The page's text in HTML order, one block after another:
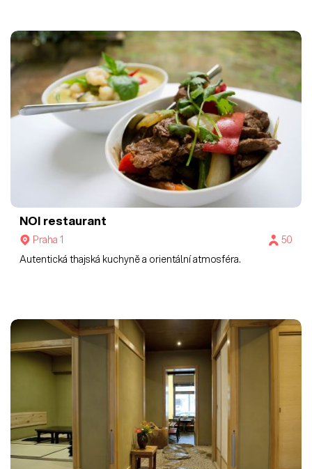
NOI restaurant
Praha 1
50
Autentická thajská kuchyně a orientální atmosféra.